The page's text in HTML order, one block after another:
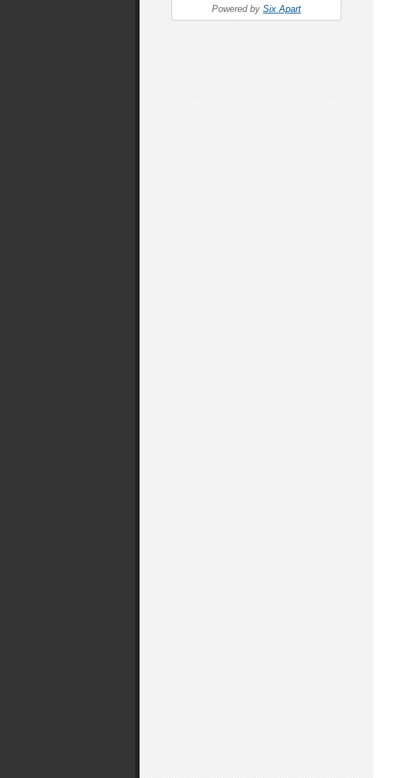
Powered by Six Apart